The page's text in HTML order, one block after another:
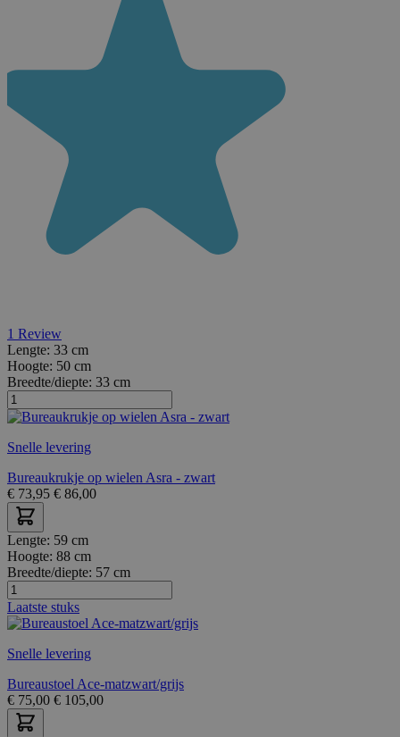
1 Review
Lengte: 33 cm
Hoogte: 50 cm
Breedte/diepte: 33 cm
Snelle levering
Bureaukrukje op wielen Asra - zwart
€ 73,95 € 86,00
Lengte: 59 cm
Hoogte: 88 cm
Breedte/diepte: 57 cm
Laatste stuks
Snelle levering
Bureaustoel Ace-matzwart/grijs
€ 75,00 € 105,00